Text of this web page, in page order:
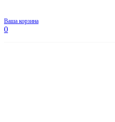
Ваша корзина
0